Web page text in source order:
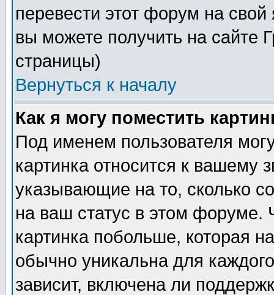
перевести этот форум на
вы можете получить на сайте
страницы)
Вернуться к началу
Как я могу поместить
Под именем пользователя
картинка относится к вашему
указывающие на то, сколько
на ваш статус в этом форуме.
картинка побольше, которая
обычно уникальна для
зависит, включена ли